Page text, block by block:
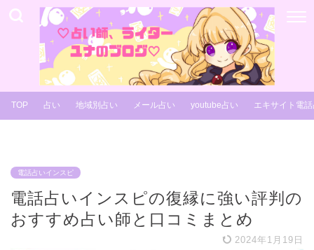
TOP 占い 地域別占い メール占い youtube占い エキサイト電
電話占いインスピ
電話占いインスピの復縁に強い評判の
おすすめ占い師と口コミまとめ
2024年1月19日